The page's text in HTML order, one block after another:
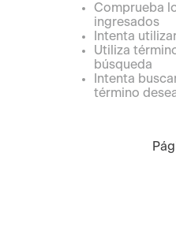
Comprueba
ingresados
Intenta
Utiliza
búsqueda
Intenta
término